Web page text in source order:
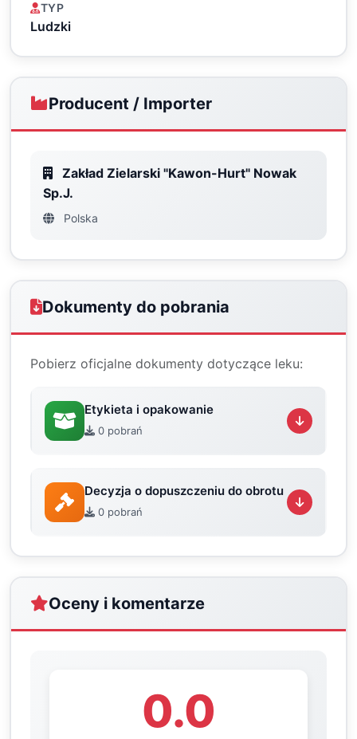
TYP
Ludzki
Producent / Importer
Zakład Zielarski "Kawon-Hurt" Nowak
Sp.J.
Polska
Dokumenty do pobrania
Pobierz oficjalne dokumenty dotyczące leku:
Etykieta i opakowanie
0 pobrań
Decyzja o dopuszczeniu do obrotu
0 pobrań
Oceny i komentarze
0.0